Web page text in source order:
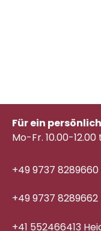
Für ein
Mo-Fr. 10.00-
+49 9737
+49 9737
+41 552466413